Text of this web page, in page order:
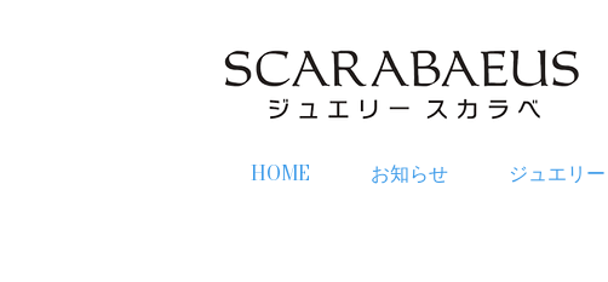
HOME お知らせ ジュエリー